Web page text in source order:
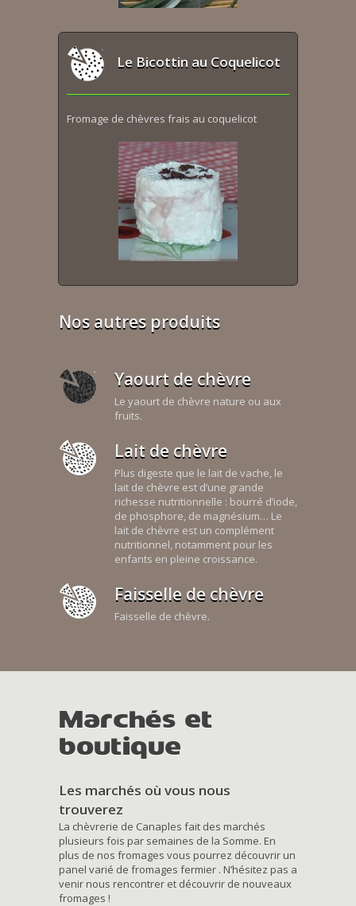
Le Bicottin au Coquelicot
Fromage de chèvres frais au coquelicot
Nos autres produits
Yaourt de chèvre
Le yaourt de chèvre nature ou aux
fruits.
Lait de chèvre
Plus digeste que le lait de vache, le
lait de chèvre est d’une grande
richesse nutritionnelle : bourré d’iode,
de phosphore, de magnésium… Le
lait de chèvre est un complément
nutritionnel, notamment pour les
enfants en pleine croissance.
Faisselle de chèvre
Faisselle de chèvre.
Marchés et
boutique
Les marchés où vous nous
trouverez
La chèvrerie de Canaples fait des marchés
plusieurs fois par semaines de la Somme. En
plus de nos fromages vous pourrez découvrir un
panel varié de fromages fermier . N’hésitez pas a
venir nous rencontrer et découvrir de nouveaux
fromages !